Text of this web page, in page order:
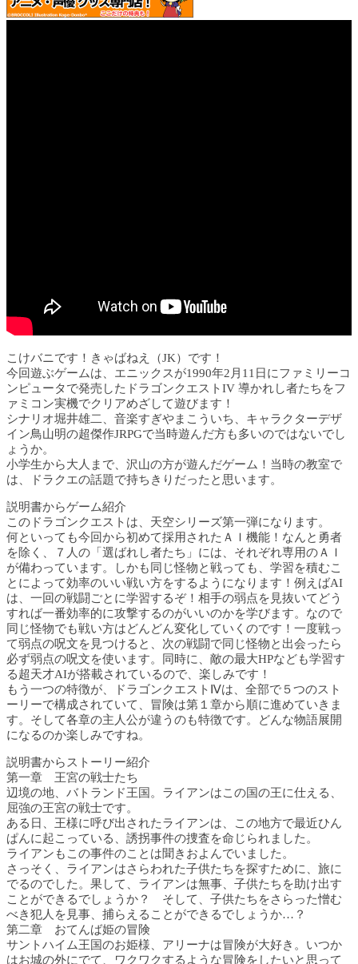
こけバニです！きゃばねえ（JK）です！
今回遊ぶゲームは、エニックスが1990年2月11日にファミリーコ
ンピュータで発売したドラゴンクエストIV 導かれし者たちをフ
ァミコン実機でクリアめざして遊びます！
シナリオ堀井雄二、音楽すぎやまこういち、キャラクターデザ
イン鳥山明の超傑作JRPGで当時遊んだ方も多いのではないでし
ょうか。
小学生から大人まで、沢山の方が遊んだゲーム！当時の教室で
は、ドラクエの話題で持ちきりだったと思います。
説明書からゲーム紹介
このドラゴンクエストは、天空シリーズ第一弾になります。
何といっても今回から初めて採用されたＡＩ機能！なんと勇者
を除く、７人の「選ばれし者たち」には、それぞれ専用のＡＩ
が備わっています。しかも同じ怪物と戦っても、学習を積むこ
とによって効率のいい戦い方をするようになります！例えばAI
は、一回の戦闘ごとに学習するぞ！相手の弱点を見抜いてどう
すれば一番効率的に攻撃するのがいいのかを学びます。なので
同じ怪物でも戦い方はどんどん変化していくのです！一度戦っ
て弱点の呪文を見つけると、次の戦闘で同じ怪物と出会ったら
必ず弱点の呪文を使います。同時に、敵の最大HPなども学習す
る超天才AIが搭載されているので、楽しみです！
もう一つの特徴が、ドラゴンクエストⅣは、全部で５つのスト
ーリーで構成されていて、冒険は第１章から順に進めていきま
す。そして各章の主人公が違うのも特徴です。どんな物語展開
になるのか楽しみですね。
説明書からストーリー紹介
第一章 王宮の戦士たち
辺境の地、バトランド王国。ライアンはこの国の王に仕える、
屈強の王宮の戦士です。
ある日、王様に呼び出されたライアンは、この地方で最近ひん
ぱんに起こっている、誘拐事件の捜査を命じられました。
ライアンもこの事件のことは聞きおよんでいました。
さっそく、ライアンはさらわれた子供たちを探すために、旅に
でるのでした。果して、ライアンは無事、子供たちを助け出す
ことができるでしょうか？ そして、子供たちをさらった憎む
べき犯人を見事、捕らえることができるでしょうか…？
第二章 おてんば姫の冒険
サントハイム王国のお姫様、アリーナは冒険が大好き。いつか
はお城の外にでて、ワクワクするような冒険をしたいと思って